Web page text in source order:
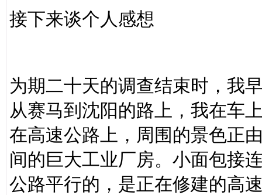
接下来谈个人感想
为期二十天的调查结束时，我
从赛马到沈阳的路上，我在车
在高速公路上，周围的景色正
间的巨大工业厂房。小面包接
公路平行的，是正在修建的高